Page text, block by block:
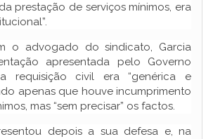
prestação de serviços mínimos, era
o advogado do sindicato, Garcia
apresentada pelo Governo
requisição civil era “genérica e
apenas que houve incumprimento
mas “sem precisar” os factos.
depois a sua defesa e, na